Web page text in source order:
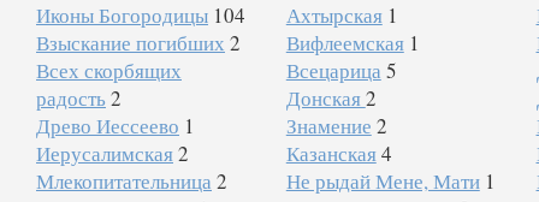
Иконы Богородицы 104 Ахтырская 1
Взыскание погибших 2 Вифлеемская 1
Всех скорбящих
радость2
Всецарица 5
Донская2
Древо Иессеево 1 Знамение 2
Иерусалимская2 Казанская4
Млекопитательница 2 Не рыдай Мене, Мати 1